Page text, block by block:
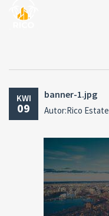
KWI
09
banner-1.jpg
Autor:Rico Estate